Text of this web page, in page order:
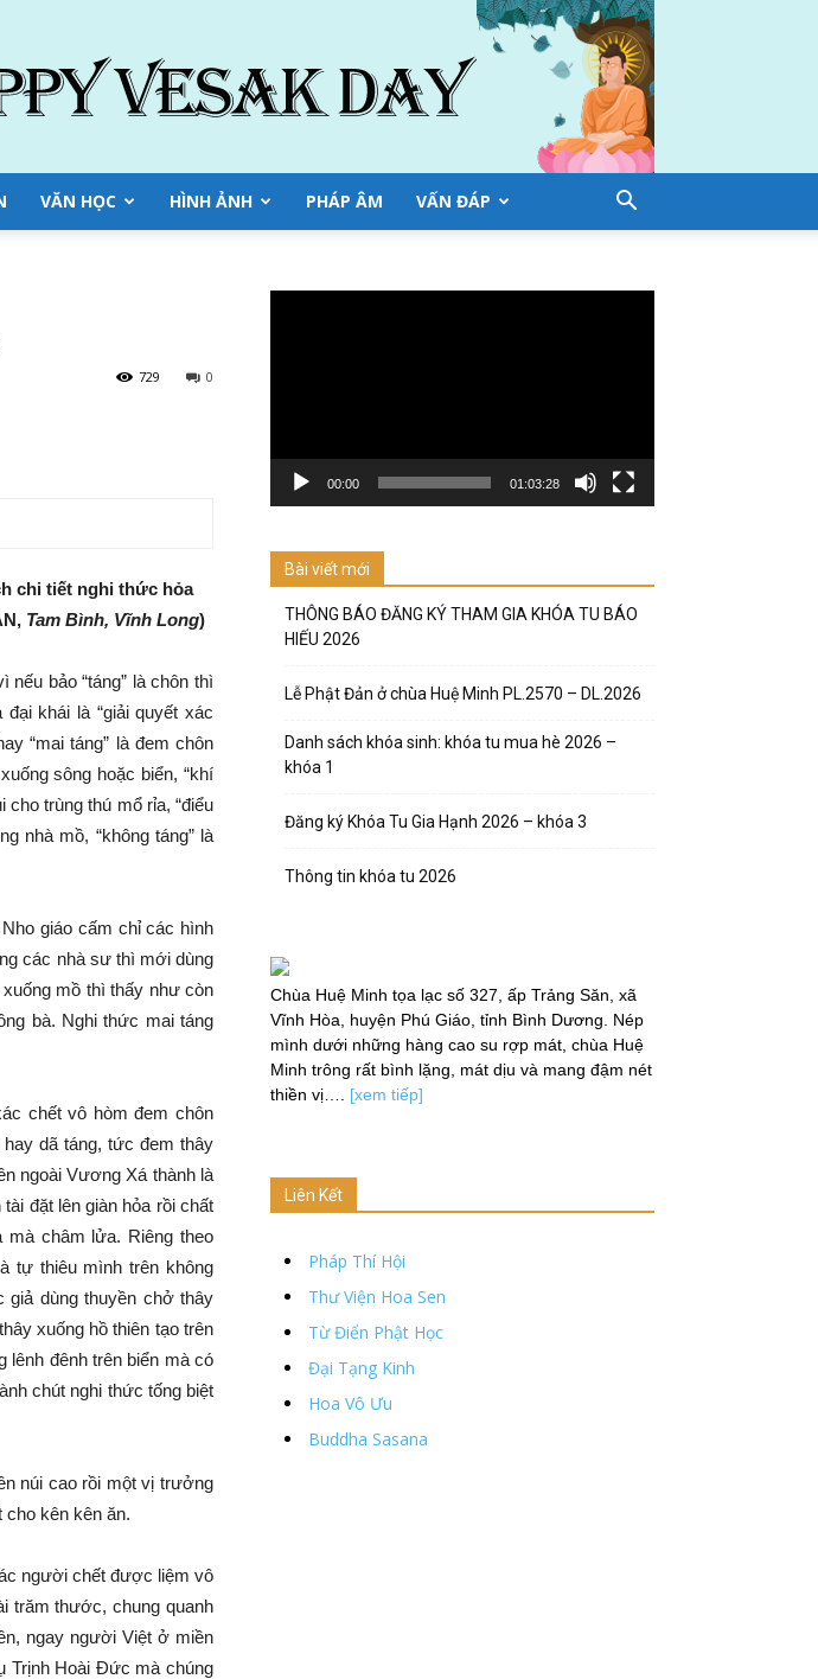
VĂN HỌC HÌNH ẢNH PHÁP ÂM VẤN ĐÁP
0
729
chi tiết nghi thức hỏa
Tam Bình, Vĩnh Long)
bảo “táng” là chôn thì
khái là “giải quyết xác
“mai táng” là đem chôn
sông hoặc biển, “khí
cho trùng thú mổ rỉa, “điểu
nhà mồ, “không táng” là
giáo cấm chỉ các hình
các nhà sư thì mới dùng
mồ thì thấy như còn
bà. Nghi thức mai táng
chết vô hòm đem chôn
dã táng, tức đem thây
ngoài Vương Xá thành là
đặt lên giàn hỏa rồi chất
mà châm lửa. Riêng theo
tự thiêu mình trên không
giả dùng thuyền chở thây
xuống hồ thiên tạo trên
lênh đênh trên biển mà có
chút nghi thức tống biệt
núi cao rồi một vị trưởng
kên kên ăn.
người chết được liệm vô
trăm thước, chung quanh
ngay người Việt ở miền
Trịnh Hoài Đức mà chúng
00:00 01:03:28
Bài viết mới
THÔNG BÁO ĐĂNG KÝ THAM GIA KHÓA TU BÁO
HIẾU 2026
Lễ Phật Đản ở chùa Huệ Minh PL.2570 – DL.2026
Danh sách khóa sinh: khóa tu mua hè 2026 –
khóa 1
Đăng ký Khóa Tu Gia Hạnh 2026 – khóa 3
Thông tin khóa tu 2026
Chùa Huệ Minh tọa lạc số 327, ấp Trảng Săn, xã
Vĩnh Hòa, huyện Phú Giáo, tỉnh Bình Dương. Nép
mình dưới những hàng cao su rợp mát, chùa Huệ
Minh trông rất bình lặng, mát dịu và mang đậm nét
thiền vị…. [xem tiếp]
Liên Kết
Pháp Thí Hội
Thư Viện Hoa Sen
Từ Điển Phật Học
Đại Tạng Kinh
Hoa Vô Ưu
Buddha Sasana